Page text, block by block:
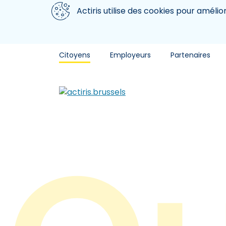
Aller au contenu principal
Nous utilisons des cookiesActiris utilise des cookies pour
Citoyens Employeurs Partenaires